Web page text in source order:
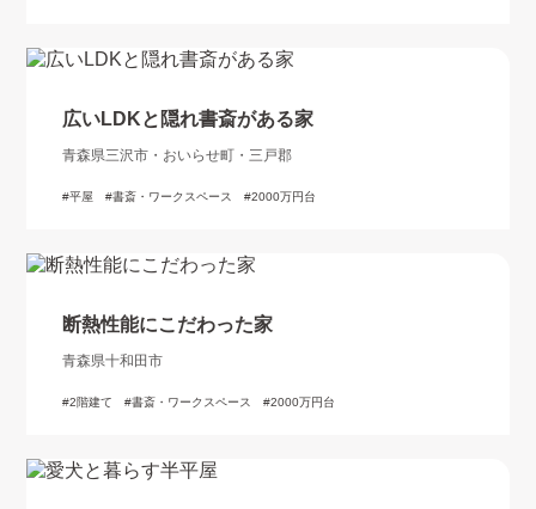
広いLDKと隠れ書斎がある家
青森県三沢市・おいらせ町・三戸郡
平屋 書斎・ワークスペース 2000万円台
断熱性能にこだわった家
青森県十和田市
2階建て 書斎・ワークスペース 2000万円台